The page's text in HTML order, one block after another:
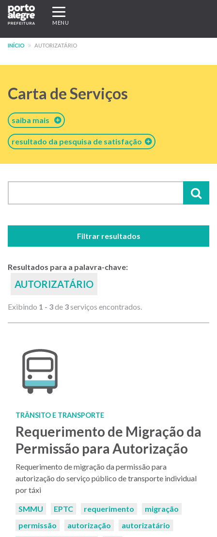
Pular
para
conteúdo
Expandir/recolher
navegação
MENU
INÍCIO AUTORIZATÁRIO
Carta de Serviços
saiba mais
resultado da pesquisa de satisfação
Filtrar resultados
Resultados para a palavra-chave:
AUTORIZATÁRIO
Exibindo 1 - 3de 3serviços encontrados.
TRÂNSITO E TRANSPORTE
Requerimento de Migração da
Permissão para Autorização
Requerimento de migração da permissão para
autorização do serviço público de transporte individual
por táxi
Palavras-
SMMU EPTC requerimento
migração
permissão
autorização
autorizatário